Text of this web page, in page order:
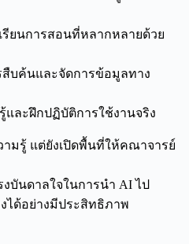
รียนการสอนที่หลากหลายด้วย
บค้นและจัดการข้อมูลทาง
และฝึกปฏิบัติการใช้งานจริง
ามรู้ แต่ยังเปิดพื้นที่ให้คณาจารย์
งบันดาลใจในการนำ AI ไป
ได้อย่างมีประสิทธิภาพ